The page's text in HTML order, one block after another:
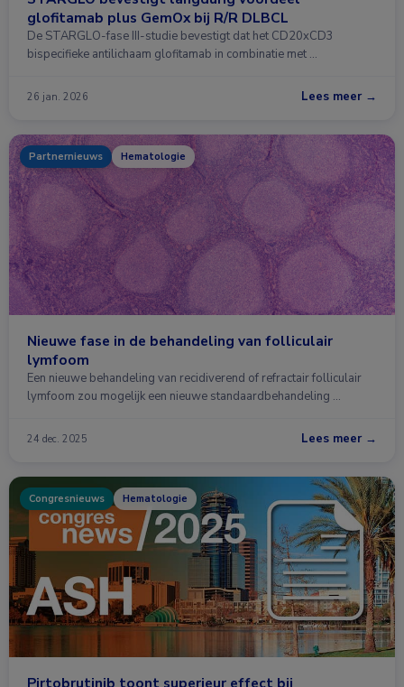
glofitamab plus GemOx bij R/R DLBCL
De STARGLO-fase III-studie bevestigt dat het CD20xCD3
bispecifieke antilichaam glofitamab in combinatie met …
26 jan. 2026 Lees meer →
Partnernieuws Hematologie
Nieuwe fase in de behandeling van folliculair
lymfoom
Een nieuwe behandeling van recidiverend of refractair folliculair
lymfoom zou mogelijk een nieuwe standaardbehandeling …
24 dec. 2025 Lees meer →
Congresnieuws Hematologie
Pirtobrutinib toont superieur effect bij